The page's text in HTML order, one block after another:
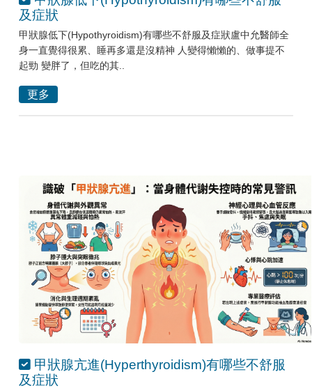
及症狀
甲狀腺低下(Hypothyroidism)有哪些不舒服及症狀盧中允醫師全
身一直覺得很累、睡再多還是沒精神 人變得懶懶的、做事提不
起勁 變胖了，但吃的其..
更多
甲狀腺亢進(Hyperthyroidism)有哪些不舒服
及症狀